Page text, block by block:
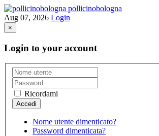
pollicinobologna
Aug 07, 2026 Login
×
Login to your account
Ricordami
Nome utente dimenticato?
Password dimenticata?